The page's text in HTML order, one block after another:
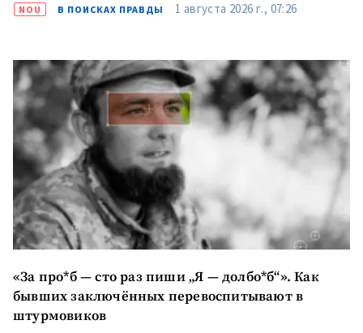
NOU В ПОИСКАХ ПРАВДЫ 1 августа 2026 г., 07:26
«За про*б — сто раз пиши „Я — долбо*б“». Как
бывших заключённых перевоспитывают в
штурмовиков